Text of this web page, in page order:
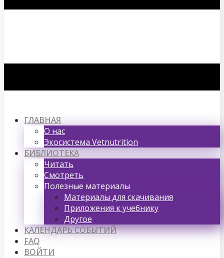
ГЛАВНАЯ
О нас
Экосистема Vetnutrition
БИБЛИОТЕКА
Читать
Смотреть
Полезные материалы
Материалы для скачивания
Приложения к учебнику
Другое
КАЛЕНДАРЬ СОБЫТИЙ
FAQ
ВОЙТИ